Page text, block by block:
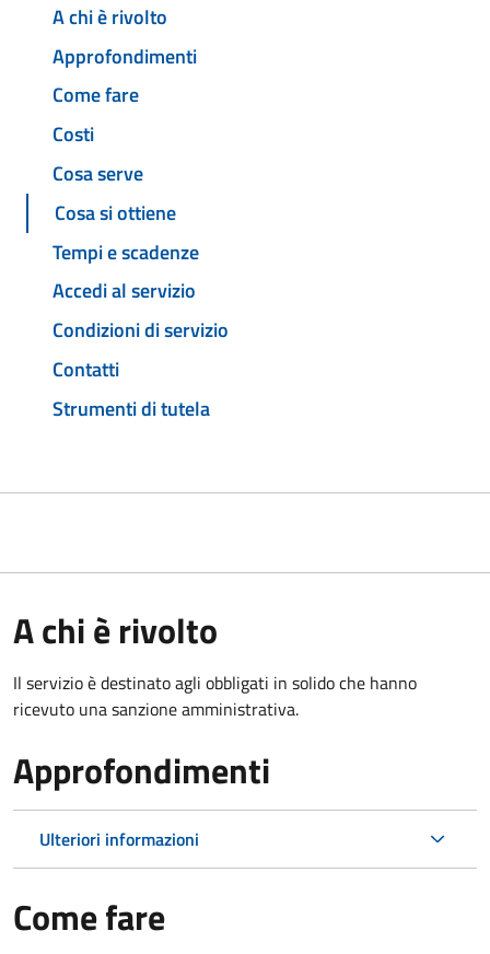
A chi è rivolto
Approfondimenti
Come fare
Costi
Cosa serve
Cosa si ottiene
Tempi e scadenze
Accedi al servizio
Condizioni di servizio
Contatti
Strumenti di tutela
A chi è rivolto
Il servizio è destinato agli obbligati in solido che hanno
ricevuto una sanzione amministrativa.
Approfondimenti
Ulteriori informazioni
Come fare